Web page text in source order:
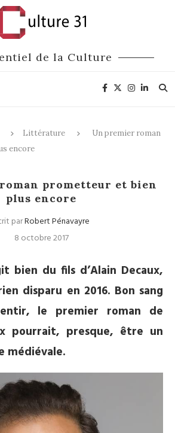
de la Culture
Littérature
Un premier roman
encore
prometteur et bien
plus encore
parRobert Pénavayre
8 octobre 2017
bien du fils d’Alain Decaux,
disparu en 2016. Bon sang
le premier roman de
pourrait, presque, être un
médiévale.